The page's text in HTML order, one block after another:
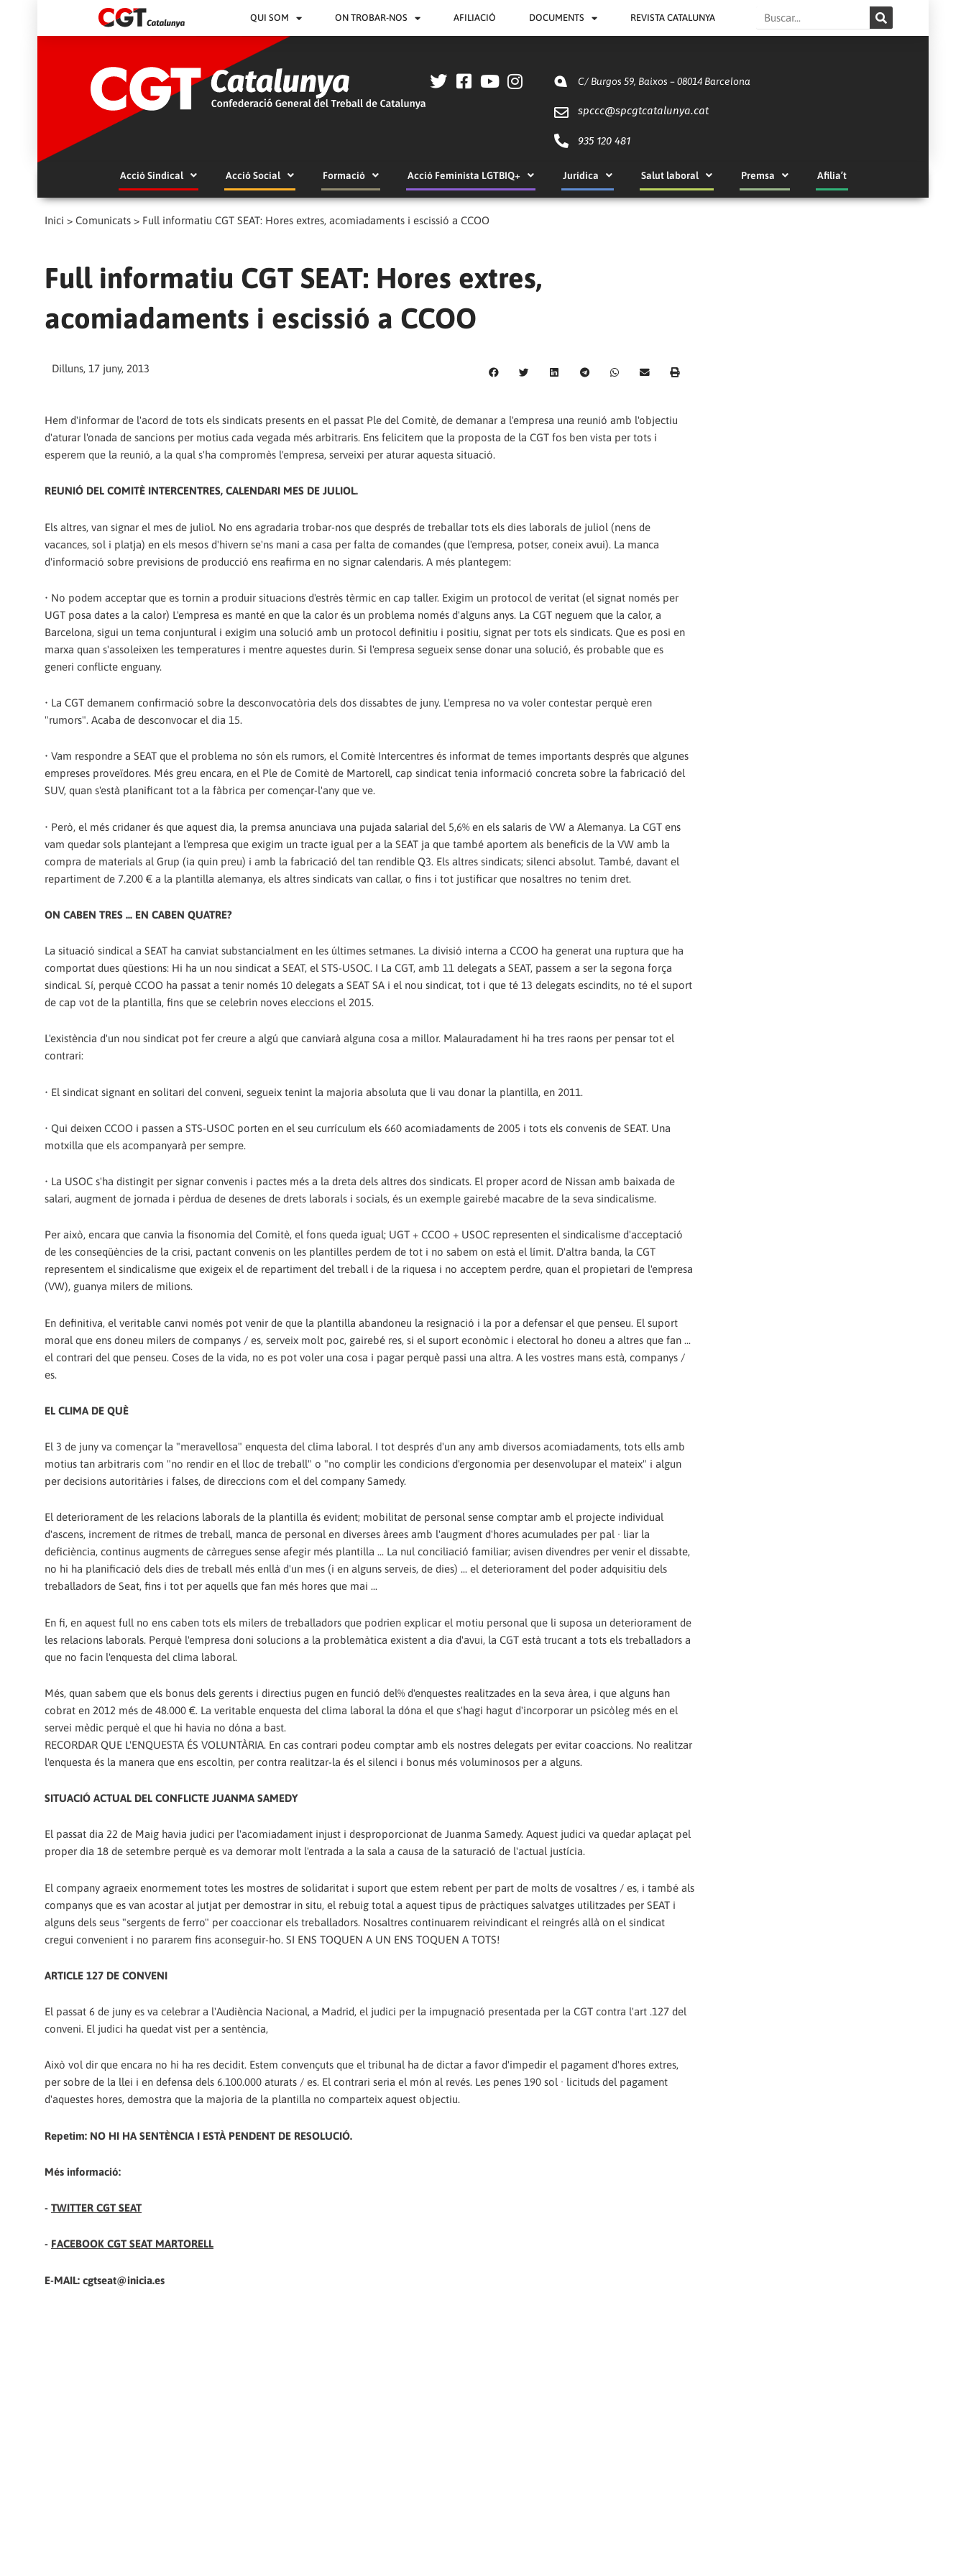
QUI SOM ON TROBAR-NOS AFILIACIÓ DOCUMENTS REVISTA CATALUNYA Search
C/ Burgos 59, Baixos – 08014 Barcelona
spccc@spcgtcatalunya.cat
935 120 481
Acció Sindical Acció Social Formació Acció Feminista LGTBIQ+ Jurídica Salut laboral Premsa Afilia’t
Inici > Comunicats > Full informatiu CGT SEAT: Hores extres, acomiadaments i escissió a CCOO
Full informatiu CGT SEAT: Hores extres,
acomiadaments i escissió a CCOO
Dilluns, 17 juny, 2013
Hem d'informar de l'acord de tots els sindicats presents en el passat Ple del Comitè, de demanar a l'empresa una reunió amb l'objectiu
d'aturar l'onada de sancions per motius cada vegada més arbitraris. Ens felicitem que la proposta de la CGT fos ben vista per tots i
esperem que la reunió, a la qual s'ha compromès l'empresa, serveixi per aturar aquesta situació.
REUNIÓ DEL COMITÈ INTERCENTRES, CALENDARI MES DE JULIOL.
Els altres, van signar el mes de juliol. No ens agradaria trobar-nos que després de treballar tots els dies laborals de juliol (nens de
vacances, sol i platja) en els mesos d'hivern se'ns mani a casa per falta de comandes (que l'empresa, potser, coneix avui). La manca
d'informació sobre previsions de producció ens reafirma en no signar calendaris. A més plantegem:
• No podem acceptar que es tornin a produir situacions d'estrès tèrmic en cap taller. Exigim un protocol de veritat (el signat només per
UGT posa dates a la calor) L'empresa es manté en que la calor és un problema només d'alguns anys. La CGT neguem que la calor, a
Barcelona, ​​sigui un tema conjuntural i exigim una solució amb un protocol definitiu i positiu, signat per tots els sindicats. Que es posi en
marxa quan s'assoleixen les temperatures i mentre aquestes durin. Si l'empresa segueix sense donar una solució, és probable que es
generi conflicte enguany.
• La CGT demanem confirmació sobre la desconvocatòria dels dos dissabtes de juny. L'empresa no va voler contestar perquè eren
"rumors". Acaba de desconvocar el dia 15.
• Vam respondre a SEAT que el problema no són els rumors, el Comitè Intercentres és informat de temes importants després que algunes
empreses proveïdores. Més greu encara, en el Ple de Comitè de Martorell, cap sindicat tenia informació concreta sobre la fabricació del
SUV, quan s'està planificant tot a la fàbrica per començar-l'any que ve.
• Però, el més cridaner és que aquest dia, la premsa anunciava una pujada salarial del 5,6% en els salaris de VW a Alemanya. La CGT ens
vam quedar sols plantejant a l'empresa que exigim un tracte igual per a la SEAT ja que també aportem als beneficis de la VW amb la
compra de materials al Grup (ia quin preu) i amb la fabricació del tan rendible Q3. Els altres sindicats; silenci absolut. També, davant el
repartiment de 7.200 € a la plantilla alemanya, els altres sindicats van callar, o fins i tot justificar que nosaltres no tenim dret.
ON CABEN TRES ... EN CABEN QUATRE?
La situació sindical a SEAT ha canviat substancialment en les últimes setmanes. La divisió interna a CCOO ha generat una ruptura que ha
comportat dues qüestions: Hi ha un nou sindicat a SEAT, el STS-USOC. I La CGT, amb 11 delegats a SEAT, passem a ser la segona força
sindical. Sí, perquè CCOO ha passat a tenir només 10 delegats a SEAT SA i el nou sindicat, tot i que té 13 delegats escindits, no té el suport
de cap vot de la plantilla, fins que se celebrin noves eleccions el 2015.
L'existència d'un nou sindicat pot fer creure a algú que canviarà alguna cosa a millor. Malauradament hi ha tres raons per pensar tot el
contrari:
• El sindicat signant en solitari del conveni, segueix tenint la majoria absoluta que li vau donar la plantilla, en 2011.
• Qui deixen CCOO i passen a STS-USOC porten en el seu currículum els 660 acomiadaments de 2005 i tots els convenis de SEAT. Una
motxilla que els acompanyarà per sempre.
• La USOC s'ha distingit per signar convenis i pactes més a la dreta dels altres dos sindicats. El proper acord de Nissan amb baixada de
salari, augment de jornada i pèrdua de desenes de drets laborals i socials, és un exemple gairebé macabre de la seva sindicalisme.
Per això, encara que canvia la fisonomia del Comitè, el fons queda igual; UGT + CCOO + USOC representen el sindicalisme d'acceptació
de les conseqüències de la crisi, pactant convenis on les plantilles perdem de tot i no sabem on està el límit. D'altra banda, la CGT
representem el sindicalisme que exigeix ​​el de repartiment del treball i de la riquesa i no acceptem perdre, quan el propietari de l'empresa
(VW), guanya milers de milions.
En definitiva, el veritable canvi només pot venir de que la plantilla abandoneu la resignació i la por a defensar el que penseu. El suport
moral que ens doneu milers de companys / es, serveix molt poc, gairebé res, si el suport econòmic i electoral ho doneu a altres que fan ...
el contrari del que penseu. Coses de la vida, no es pot voler una cosa i pagar perquè passi una altra. A les vostres mans està, companys /
es.
EL CLIMA DE QUÈ
El 3 de juny va començar la "meravellosa" enquesta del clima laboral. I tot després d'un any amb diversos acomiadaments, tots ells amb
motius tan arbitraris com "no rendir en el lloc de treball" o "no complir les condicions d'ergonomia per desenvolupar el mateix" i algun
per decisions autoritàries i falses, de direccions com el del company Samedy.
El deteriorament de les relacions laborals de la plantilla és evident; mobilitat de personal sense comptar amb el projecte individual
d'ascens, increment de ritmes de treball, manca de personal en diverses àrees amb l'augment d'hores acumulades per pal · liar la
deficiència, continus augments de càrregues sense afegir més plantilla ... La nul conciliació familiar; avisen divendres per venir el dissabte,
no hi ha planificació dels dies de treball més enllà d'un mes (i en alguns serveis, de dies) ... el deteriorament del poder adquisitiu dels
treballadors de Seat, fins i tot per aquells que fan més hores que mai ...
En fi, en aquest full no ens caben tots els milers de treballadors que podrien explicar el motiu personal que li suposa un deteriorament de
les relacions laborals. Perquè l'empresa doni solucions a la problemàtica existent a dia d'avui, la CGT està trucant a tots els treballadors a
que no facin l'enquesta del clima laboral.
Més, quan sabem que els bonus dels gerents i directius pugen en funció del% d'enquestes realitzades en la seva àrea, i que alguns han
cobrat en 2012 més de 48.000 €. La veritable enquesta del clima laboral la dóna el que s'hagi hagut d'incorporar un psicòleg més en el
servei mèdic perquè el que hi havia no dóna a bast.
RECORDAR QUE L'ENQUESTA ÉS VOLUNTÀRIA. En cas contrari podeu comptar amb els nostres delegats per evitar coaccions. No realitzar
l'enquesta és la manera que ens escoltin, per contra realitzar-la és el silenci i bonus més voluminosos per a alguns.
SITUACIÓ ACTUAL DEL CONFLICTE JUANMA SAMEDY
El passat dia 22 de Maig havia judici per l'acomiadament injust i desproporcionat de Juanma Samedy. Aquest judici va quedar aplaçat pel
proper dia 18 de setembre perquè es va demorar molt l'entrada a la sala a causa de la saturació de l'actual justícia.
El company agraeix enormement totes les mostres de solidaritat i suport que estem rebent per part de molts de vosaltres / es, i també als
companys que es van acostar al jutjat per demostrar in situ, el rebuig total a aquest tipus de pràctiques salvatges utilitzades per SEAT i
alguns dels seus "sergents de ferro" per coaccionar els treballadors. Nosaltres continuarem reivindicant el reingrés allà on el sindicat
cregui convenient i no pararem fins aconseguir-ho. SI ENS TOQUEN A UN ENS TOQUEN A TOTS!
ARTICLE 127 DE CONVENI
El passat 6 de juny es va celebrar a l'Audiència Nacional, a Madrid, el judici per la impugnació presentada per la CGT contra l'art .127 del
conveni. El judici ha quedat vist per a sentència,
Això vol dir que encara no hi ha res decidit. Estem convençuts que el tribunal ha de dictar a favor d'impedir el pagament d'hores extres,
per sobre de la llei i en defensa dels 6.100.000 aturats / es. El contrari seria el món al revés. Les penes 190 sol · licituds del pagament
d'aquestes hores, demostra que la majoria de la plantilla no comparteix aquest objectiu.
Repetim: NO HI HA SENTÈNCIA I ESTÀ PENDENT DE RESOLUCIÓ.
Més informació:
- TWITTER CGT SEAT
- FACEBOOK CGT SEAT MARTORELL
E-MAIL: cgtseat@inicia.es